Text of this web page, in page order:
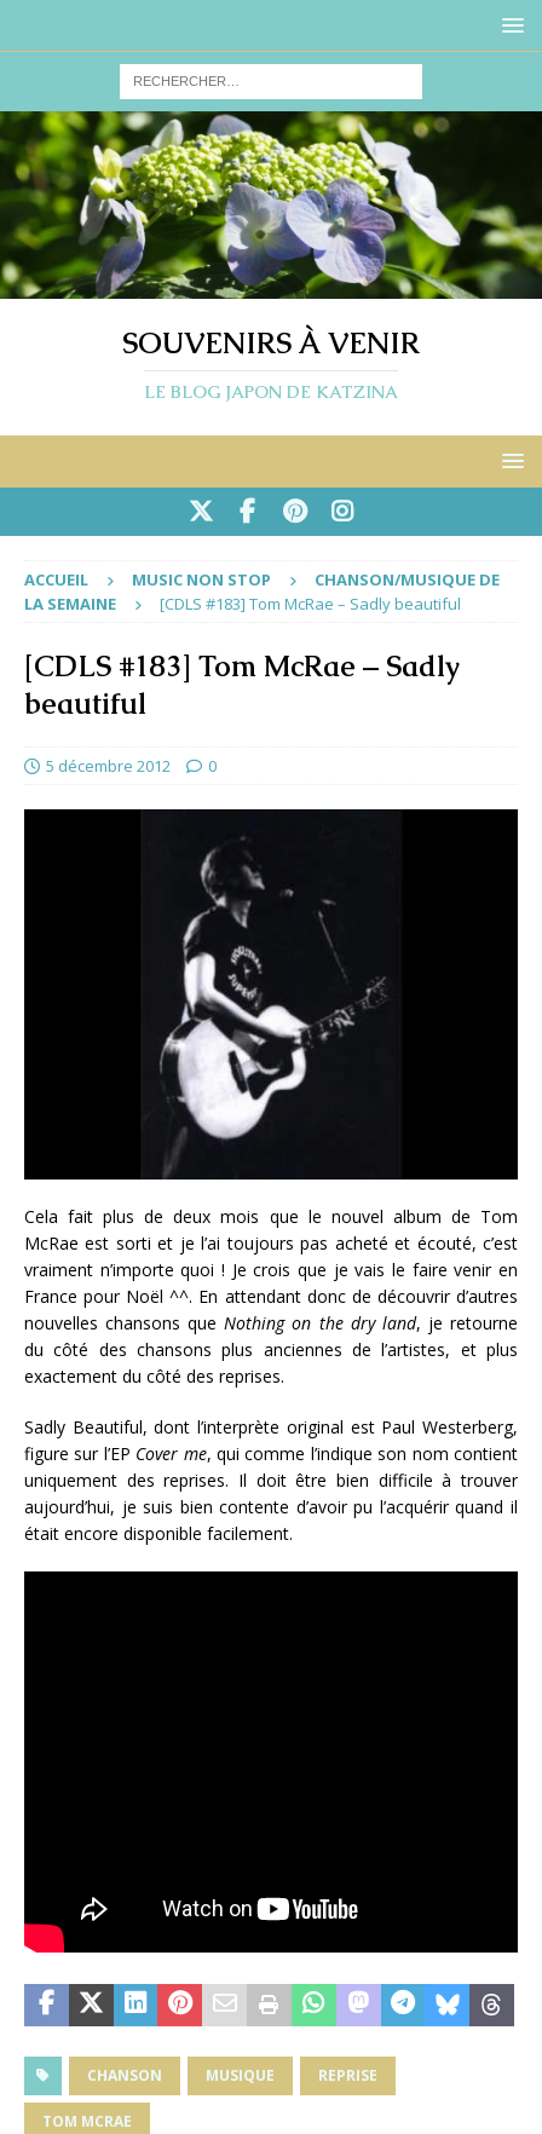
SOUVENIRS À VENIR
LE BLOG JAPON DE KATZINA
ACCUEIL MUSIC NON STOP
CHANSON/MUSIQUE DE
LA SEMAINE
[CDLS #183] Tom McRae – Sadly beautiful
[CDLS #183] Tom McRae – Sadly
beautiful
5 décembre 2012 0
Cela fait plus de deux mois que le nouvel album de Tom
McRae est sorti et je l’ai toujours pas acheté et écouté, c’est
vraiment n’importe quoi ! Je crois que je vais le faire venir en
France pour Noël ^^. En attendant donc de découvrir d’autres
nouvelles chansons queNothing on the dry land, je retourne
du côté des chansons plus anciennes de l’artistes, et plus
exactement du côté des reprises.
Sadly Beautiful, dont l’interprète original est Paul Westerberg,
figure sur l’EP Cover me, qui comme l’indique son nom contient
uniquement des reprises. Il doit être bien difficile à trouver
aujourd’hui, je suis bien contente d’avoir pu l’acquérir quand il
était encore disponible facilement.
CHANSON MUSIQUE REPRISE
TOM MCRAE